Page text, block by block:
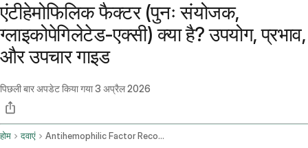
एंटीहेमोफिलिक फैक्टर (पुनः संयोजक,
ग्लाइकोपेगिलेटेड-एक्सी) क्या है? उपयोग, प्रभाव,
और उपचार गाइड
पिछली बार अपडेट किया गया3 अप्रैल 2026
होम दवाएं Antihemophilic Factor Recombinant Glycopegylated Exei Intravenous Route